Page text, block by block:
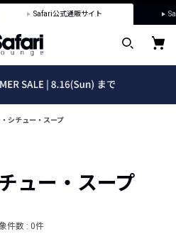
Safari公式通販サイト
シチュー・スープ
ュー・スープ
件数 : 0件